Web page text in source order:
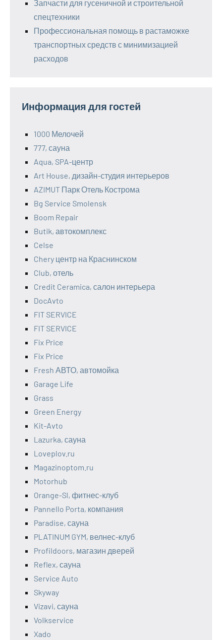
Запчасти для гусеничной и строительной
спецтехники
Профессиональная помощь в растаможке
транспортных средств с минимизацией
расходов
Информация для гостей
1000 Мелочей
777, сауна
Aqua, SPA-центр
Art House, дизайн-студия интерьеров
AZIMUT Парк Отель Кострома
Bg Service Smolensk
Boom Repair
Butik, автокомплекс
Celse
Chery центр на Краснинском
Club, отель
Credit Ceramica, салон интерьера
DocAvto
FIT SERVICE
FIT SERVICE
Fix Price
Fix Price
Fresh АВТО, автомойка
Garage Life
Grass
Green Energy
Kit-Avto
Lazurka, сауна
Loveplov.ru
Magazinoptom.ru
Motorhub
Orange-Sl, фитнес-клуб
Pannello Porta, компания
Paradise, сауна
PLATINUM GYM, велнес-клуб
Profildoors, магазин дверей
Reflex, сауна
Service Auto
Skyway
Vizavi, сауна
Volkservice
Xado